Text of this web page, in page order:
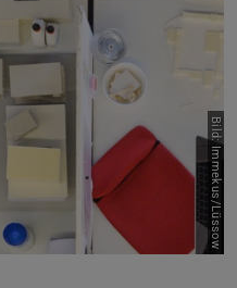
Bild: Immekus/Lüssow